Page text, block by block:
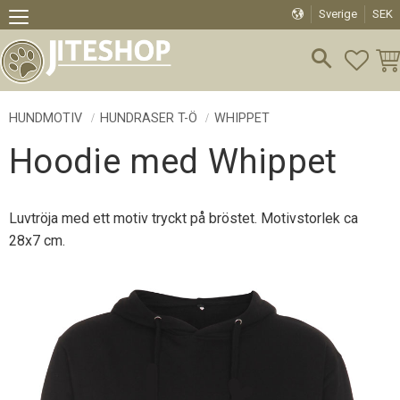
Meny
Sverige SEK
HUNDMOTIV HUNDRASER T-Ö WHIPPET
Hoodie med Whippet
Luvtröja med ett motiv tryckt på bröstet. Motivstorlek ca
28x7 cm.